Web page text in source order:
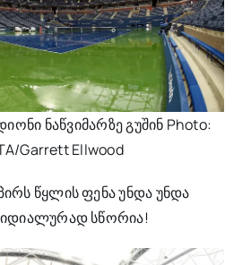
ნაწვიმარზე გუშინ Photo:
Garrett Ellwood
წყლის ფენა უნდა უნდა
სწორია!